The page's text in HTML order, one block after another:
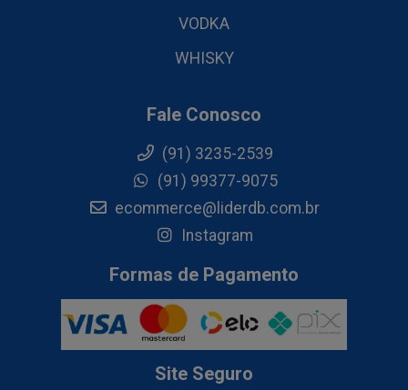
VODKA
WHISKY
Fale Conosco
(91) 3235-2539
(91) 99377-9075
ecommerce@liderdb.com.br
Instagram
Formas de Pagamento
Site Seguro